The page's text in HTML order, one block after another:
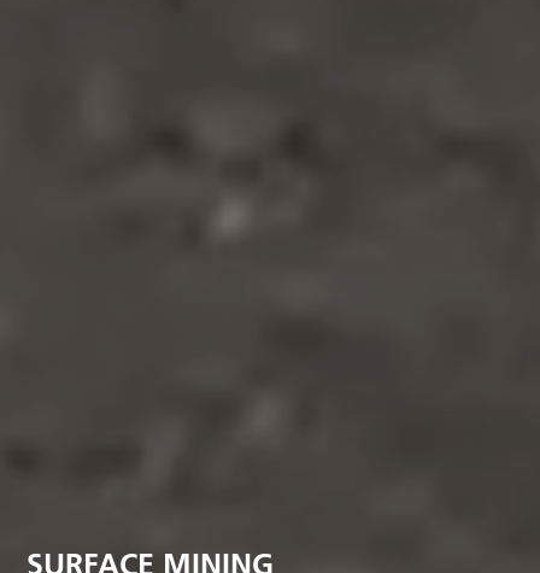
SURFACE MINING